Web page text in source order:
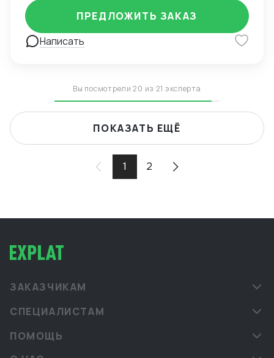
Написать
ПРЕДЛОЖИТЬ ЗАКАЗ
Вы посмотрели 20 из 21 эксперта
ПОКАЗАТЬ ЕЩЁ
1 2
ЗАКАЗЧИКАМ
СПЕЦИАЛИСТАМ
ПОМОЩЬ